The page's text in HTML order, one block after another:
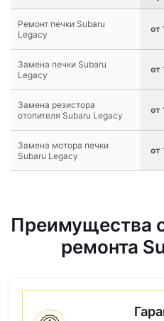
Ремонт печки Subaru
Legacy
от
Замена печки Subaru
Legacy
от
Замена резистора
отопителя Subaru Legacy
от
Замена мотора печки
Subaru Legacy
от
Преимущества
ремонта